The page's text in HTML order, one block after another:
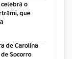
celebra o
que
de Carolina
Socorro